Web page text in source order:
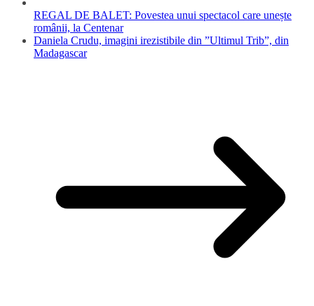
REGAL DE BALET: Povestea unui spectacol care unește
românii, la Centenar
Daniela Crudu, imagini irezistibile din ”Ultimul Trib”, din
Madagascar